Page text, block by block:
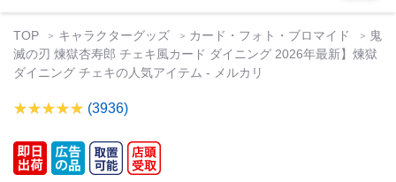
TOP キャラクターグッズ カード・フォト・ブロマイド
鬼
滅の刃 煉獄杏寿郎 チェキ風カード ダイニング 2026年最新】煉獄
ダイニング チェキの人気アイテム - メルカリ
(3936)